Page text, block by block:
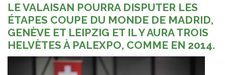
LE VALAISAN POURRA DISPUTER LES
ÉTAPES COUPE DU MONDE DE MADRID,
GENÈVE ET LEIPZIG ET IL Y AURA TROIS
HELVÈTES À PALEXPO, COMME EN 2014.